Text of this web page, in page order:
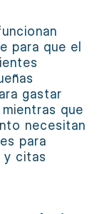
para que el
gastar
que
necesitan
para
y citas